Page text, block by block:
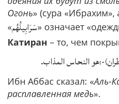
Огонь» (сура «Ибрахим»,
«سَرَابِيلُهُم» означает
Катиран – то, чем
:هو النحاس المذاب.
Ибн Аббас сказал: «Аль-
расплавленная медь».